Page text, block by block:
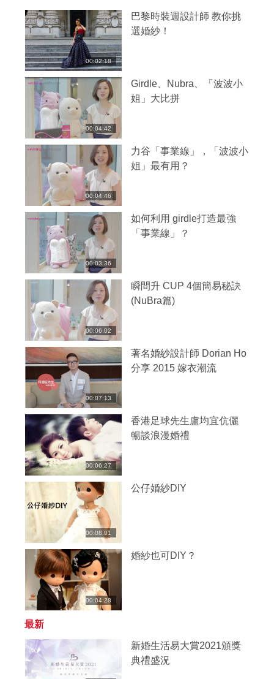
00:02:18
巴黎時裝週設計師 教你挑
選婚紗！
00:04:42
Girdle、Nubra、「波波小
姐」大比拼
00:04:46
力谷「事業線」，「波波小
姐」最有用？
00:03:36
如何利用 girdle打造最強
「事業線」？
00:06:02
瞬間升 CUP 4個簡易秘訣
(NuBra篇)
00:07:13
著名婚紗設計師 Dorian Ho
分享 2015 嫁衣潮流
00:06:27
香港足球先生盧均宜伉儷
暢談浪漫婚禮
00:08:01
公仔婚紗DIY
00:04:28
婚紗也可DIY？
最新
新婚生活易大賞2021頒獎
典禮盛況